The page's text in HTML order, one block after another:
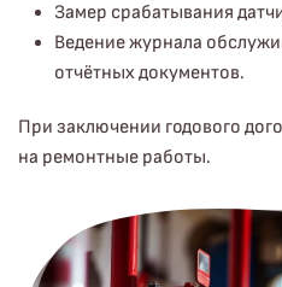
Замер срабатывания
Ведение журнала
отчётных документов.
При заключении годового
на ремонтные работы.